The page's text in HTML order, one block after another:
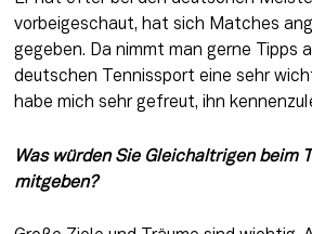
vorbeigeschaut, hat sich Matches
gegeben. Da nimmt man gerne Tipps
deutschen Tennissport eine sehr
habe mich sehr gefreut, ihn
Was würden Sie Gleichaltrigen beim
mitgeben?